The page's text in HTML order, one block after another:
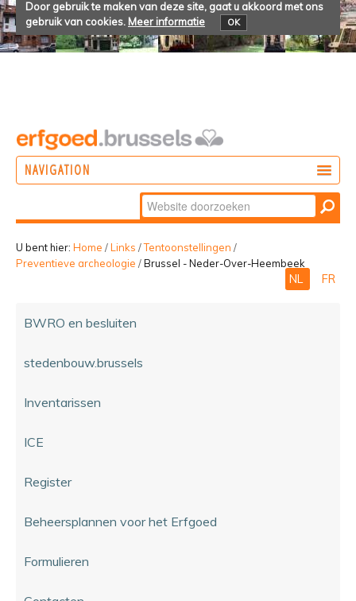
Door gebruik te maken van deze site, gaat u akkoord met ons
gebruik van cookies. Meer informatie OK
NAVIGATION
BELEVEN
Zoek
Geavanceerd
zoeken...
U bent hier: Home /Links /Tentoonstellingen /
Preventieve archeologie /Brussel - Neder-Over-Heembeek
NL FR
BWRO en besluiten
stedenbouw.brussels
Inventarissen
ICE
Register
Beheersplannen voor het Erfgoed
Formulieren